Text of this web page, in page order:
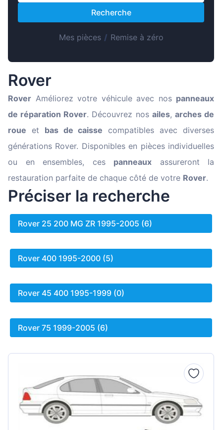
Magyar
Hrvatski
Slovenčina
Recherche
Mes pièces/ Remise à zéro
Rover
Rover Améliorez votre véhicule avec nos panneaux
de réparation Rover. Découvrez nos ailes, arches de
roue et bas de caisse compatibles avec diverses
générations Rover. Disponibles en pièces individuelles
ou en ensembles, ces panneaux assureront la
restauration parfaite de chaque côté de votre Rover.
Préciser la recherche
Rover 25 200 MG ZR 1995-2005 (6)
Rover 400 1995-2000 (5)
Rover 45 400 1995-1999 (0)
Rover 75 1999-2005 (6)